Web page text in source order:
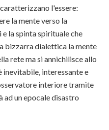
l'essere:
la mente verso la
la spinta spirituale che
bizzarra dialettica la mente
rete ma si annichilisce allo
inevitabile, interessante e
interiore tramite
ad un epocale disastro